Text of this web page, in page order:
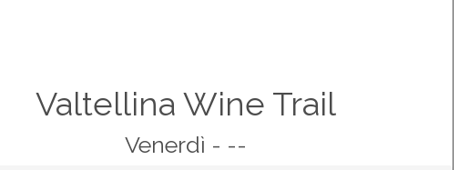
Valtellina Wine Trail
Venerdì - --